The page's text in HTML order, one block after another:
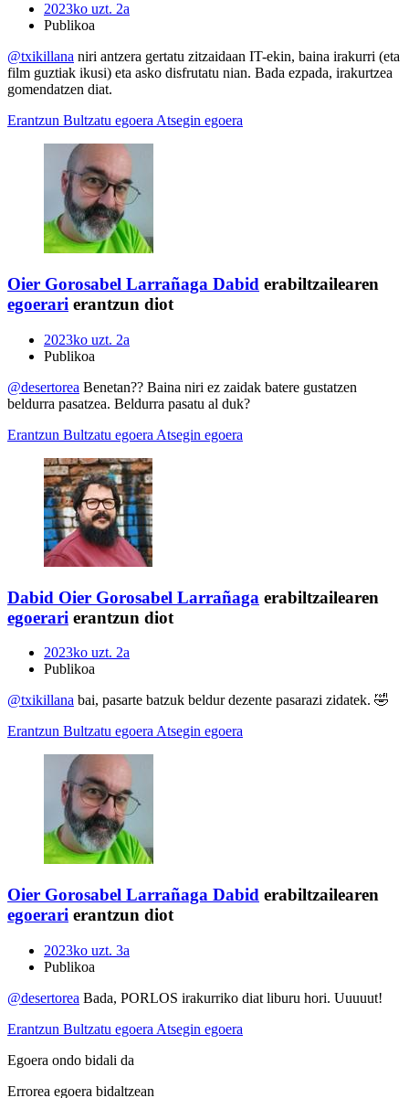
2023ko uzt. 2a
Publikoa
@txikillana niri antzera gertatu zitzaidaan IT-ekin, baina irakurri (eta
film guztiak ikusi) eta asko disfrutatu nian. Bada ezpada, irakurtzea
gomendatzen diat.
Erantzun Bultzatu egoera Atsegin egoera
Oier Gorosabel Larrañaga Dabid erabiltzailearen
egoerari erantzun diot
2023ko uzt. 2a
Publikoa
@desertorea Benetan?? Baina niri ez zaidak batere gustatzen
beldurra pasatzea. Beldurra pasatu al duk?
Erantzun Bultzatu egoera Atsegin egoera
Dabid Oier Gorosabel Larrañaga erabiltzailearen
egoerari erantzun diot
2023ko uzt. 2a
Publikoa
@txikillana bai, pasarte batzuk beldur dezente pasarazi zidatek. 🤣
Erantzun Bultzatu egoera Atsegin egoera
Oier Gorosabel Larrañaga Dabid erabiltzailearen
egoerari erantzun diot
2023ko uzt. 3a
Publikoa
@desertorea Bada, PORLOS irakurriko diat liburu hori. Uuuuut!
Erantzun Bultzatu egoera Atsegin egoera
Egoera ondo bidali da
Errorea egoera bidaltzean